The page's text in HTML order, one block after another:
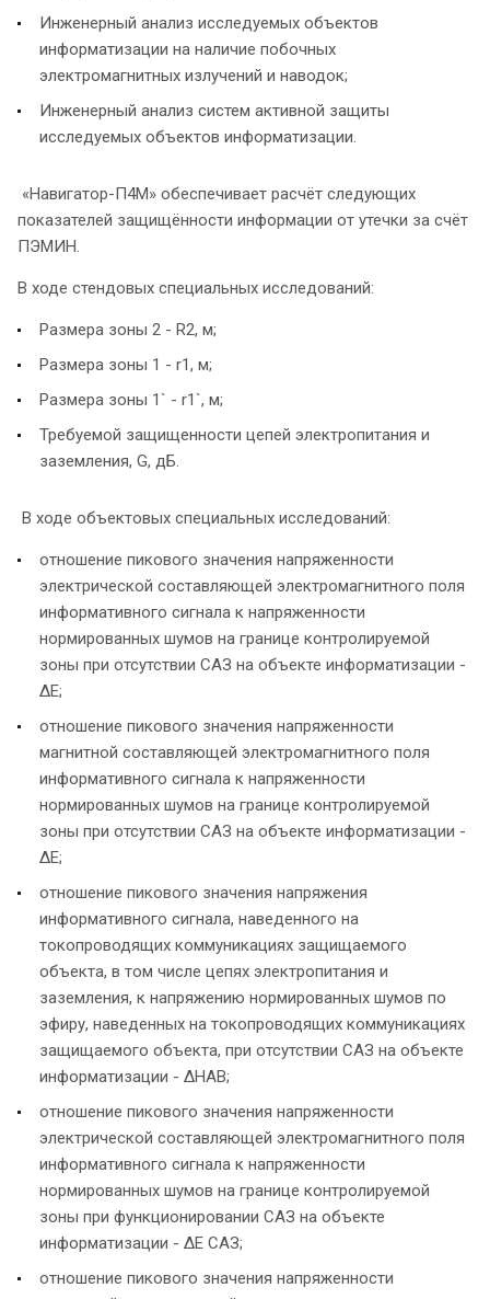
Инженерный анализ исследуемых объектов
информатизации на наличие побочных
электромагнитных излучений и наводок;
Инженерный анализ систем активной защиты
исследуемых объектов информатизации.
«Навигатор-П4М» обеспечивает расчёт следующих
показателей защищённости информации от утечки за счёт
ПЭМИН.
В ходе стендовых специальных исследований:
Размера зоны 2 - R2, м;
Размера зоны 1 - r1, м;
Размера зоны 1` - r1`, м;
Требуемой защищенности цепей электропитания и
заземления, G, дБ.
В ходе объектовых специальных исследований:
отношение пикового значения напряженности
электрической составляющей электромагнитного поля
информативного сигнала к напряженности
нормированных шумов на границе контролируемой
зоны при отсутствии САЗ на объекте информатизации -
ΔЕ;
отношение пикового значения напряженности
магнитной составляющей электромагнитного поля
информативного сигнала к напряженности
нормированных шумов на границе контролируемой
зоны при отсутствии САЗ на объекте информатизации -
ΔЕ;
отношение пикового значения напряжения
информативного сигнала, наведенного на
токопроводящих коммуникациях защищаемого
объекта, в том числе цепях электропитания и
заземления, к напряжению нормированных шумов по
эфиру, наведенных на токопроводящих коммуникациях
защищаемого объекта, при отсутствии САЗ на объекте
информатизации - ΔНАВ;
отношение пикового значения напряженности
электрической составляющей электромагнитного поля
информативного сигнала к напряженности
нормированных шумов на границе контролируемой
зоны при функционировании САЗ на объекте
информатизации - ΔЕ САЗ;
отношение пикового значения напряженности